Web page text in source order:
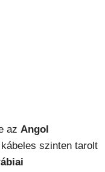
az Angol
kábeles szinten tarolt